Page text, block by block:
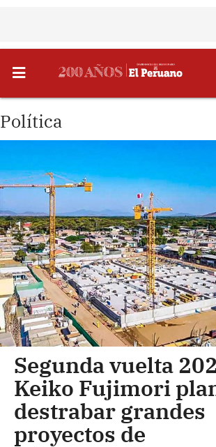
Política
Segunda vuelta
Keiko Fujimori
destrabar grandes
proyectos de